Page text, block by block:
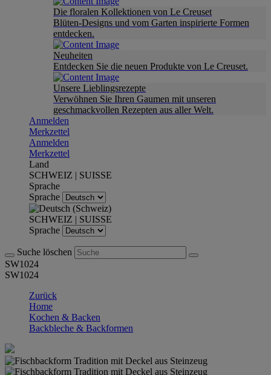
Die floralen Kollektionen von Le Creuset
Blüten-Designs und vom Garten inspirierte Formen
entdecken.
Neuheiten
Entdecken Sie die neuen Produkte von Le Creuset.
Unsere Lieblingsrezepte
Verwöhnen Sie Ihren Gaumen mit unseren
geschmackvollen Rezepten aus aller Welt.
Anmelden
Merkzettel
Anmelden
Merkzettel
Land
SCHWEIZ | SUISSE
Sprache
Sprache
SCHWEIZ | SUISSE
Sprache
Suche löschen
SW1024
SW1024
Zurück
Home
Kochen & Backen
Backbleche & Backformen